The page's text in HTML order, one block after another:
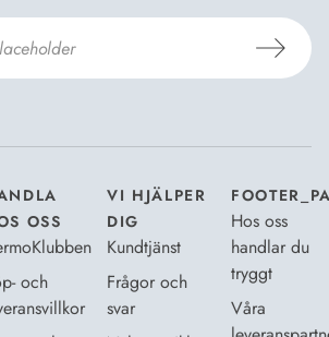
OSS
och
VI HJÄLPER
DIG
Kundtjänst
Frågor och
svar
Hos oss
handlar du
tryggt
Våra